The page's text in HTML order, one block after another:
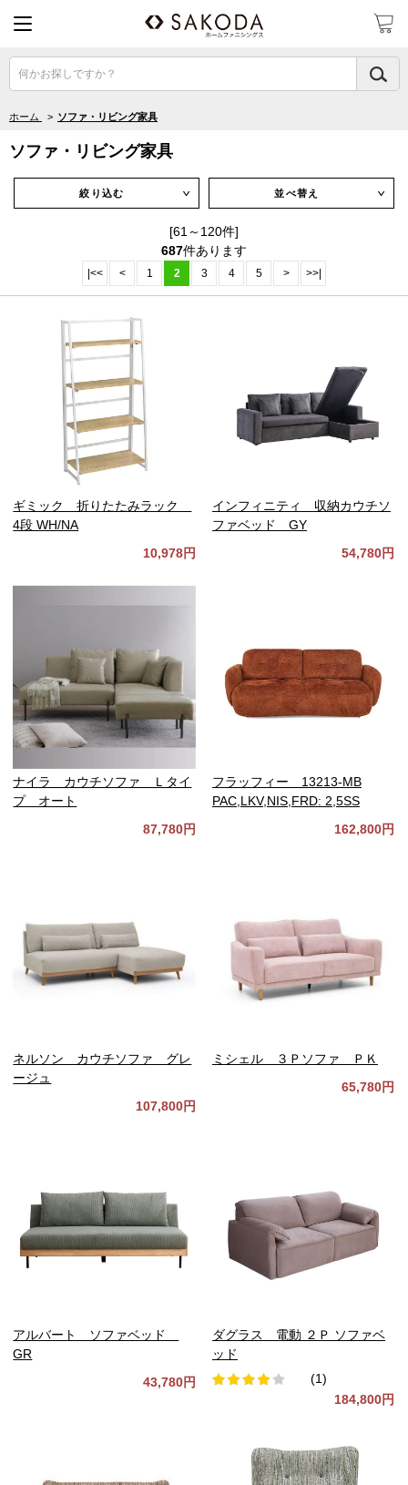
何かお探しですか？
ホーム > ソファ・リビング家具
ソファ・リビング家具
絞り込む ∨ 並べ替え ∨
[61～120件]
687件あります
|<< < 1 2 3 4 5 > >>|
ギミック 折りたたみラック
4段 WH/NA
10,978円
インフィニティ 収納カウチソ
ファベッド GY
54,780円
ナイラ カウチソファ Ｌタイ
プ オート
87,780円
フラッフィー 13213-MB
PAC,LKV,NIS,FRD: 2,5SS
162,800円
ネルソン カウチソファ グレ
ージュ
107,800円
ミシェル ３Ｐソファ ＰＫ
65,780円
アルバート ソファベッド
GR
43,780円
ダグラス 電動 ２Ｐ ソファベ
ッド
(1)
184,800円